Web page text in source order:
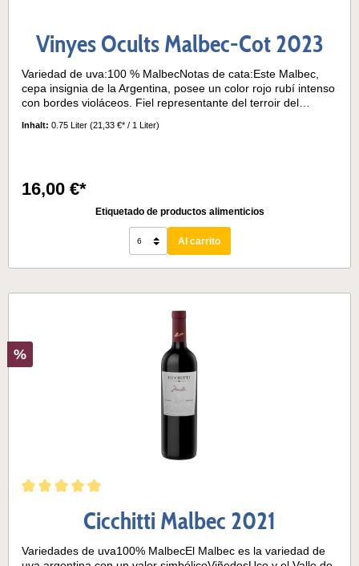
Vinyes Ocults Malbec-Cot 2023
Variedad de uva:100 % MalbecNotas de cata:Este Malbec,
cepa insignia de la Argentina, posee un color rojo rubí intenso
con bordes violáceos. Fiel representante del terroir del
aromáticas bien marcadas de ciruela, pasas de uva y
taninos suaves y largo retrogusto.Temperatura de servicio:15-
Inhalt: 0.75 Liter (21,33 €* / 1 Liter)
16,00 €*
Etiquetado de productos alimenticios
Al carrito
%
Cicchitti Malbec 2021
Variedades de uva100% MalbecEl Malbec es la variedad de